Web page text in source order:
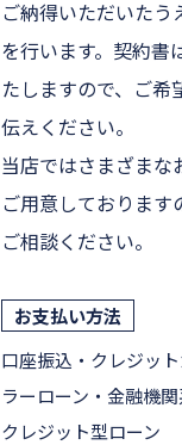
ご納得いただいたう
を行います。契約書
たしますので、ご希
伝えください。
当店ではさまざまな
ご用意しております
ご相談ください。
お支払い方法
口座振込・クレジッ
ラーローン・金融機
クレジット型ローン